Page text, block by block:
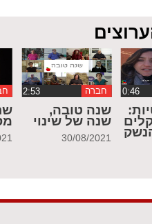
‏0:46 חברה
שנה טובה,
שנה של שינוי
30/08/2021